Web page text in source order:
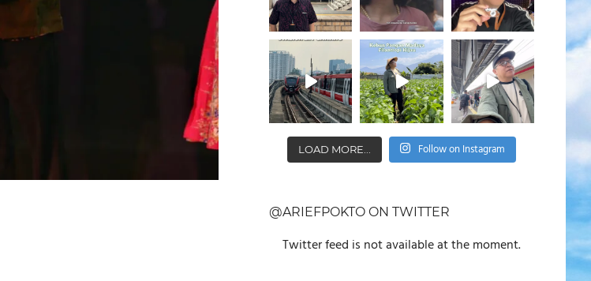
LOAD MORE... Follow on Instagram
@ARIEFPOKTO ON TWITTER
Twitter feed is not available at the moment.